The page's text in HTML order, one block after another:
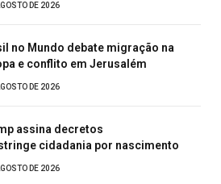
DE 2026
no Mundo debate migração na
e conflito em Jerusalém
DE 2026
assina decretos
cidadania por nascimento
DE 2026